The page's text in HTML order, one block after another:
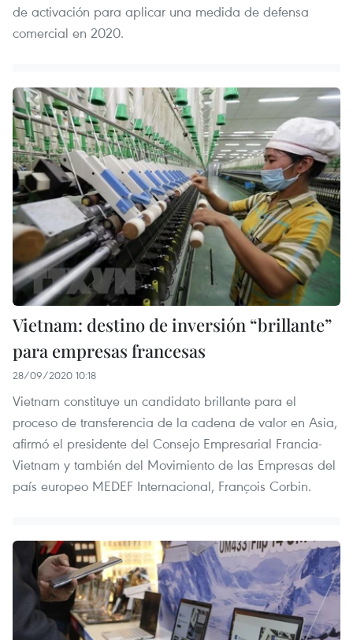
de activación para aplicar una medida de defensa
comercial en 2020.
Vietnam: destino de inversión “brillante”
para empresas francesas
28/09/2020 10:18
Vietnam constituye un candidato brillante para el
proceso de transferencia de la cadena de valor en Asia,
afirmó el presidente del Consejo Empresarial Francia-
Vietnam y también del Movimiento de las Empresas del
país europeo MEDEF Internacional, François Corbin.